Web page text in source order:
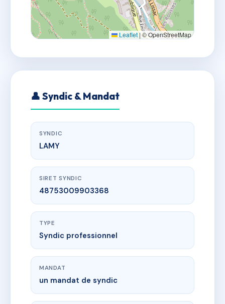
Leaflet|© OpenStreetMap
👤 Syndic & Mandat
SYNDIC
LAMY
SIRET SYNDIC
48753009903368
TYPE
Syndic professionnel
MANDAT
un mandat de syndic